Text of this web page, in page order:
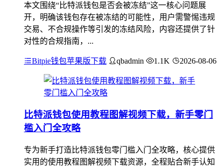
本文围绕“比特派钱包是否会被冻结”这一核心问题展
开，明确该钱包存在被冻结的可能性，用户需警惕违规
交易、不合规操作等引发的冻结风险，内容还提供了针
对性的合规指南，...
Bitpie钱包苹果版下载 qbadmin 1.1K 2026-08-06
比特派钱包使用教程图解视频下载，新手零门
槛入门全攻略
专为新手打造比特派钱包零门槛入门全攻略，核心提供
实用的使用教程图解视频下载资源，全程贴合新手认知